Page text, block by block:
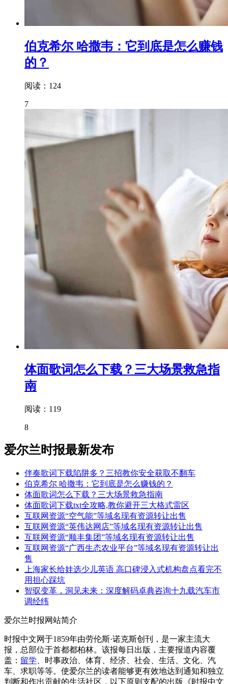
伯克希尔 哈撒韦：它到底是怎么赚钱
的？
阅读：124
7
体面歌词怎么下载？三大场景救急指
南
阅读：119
8
爱尔兰时报最新发布
伴奏歌词下载陷阱多？三招教你安全获取不翻车
伯克希尔 哈撒韦：它到底是怎么赚钱的？
体面歌词怎么下载？三大场景救急指南
体面歌词下载txt全攻略,教你避开三大格式雷区
互联网资源“空气能”等域名现有资源转让出售
互联网资源“英伟达网店”等域名现有资源转让出售
互联网资源“顺丰集团”等域名现有资源转让出售
互联网资源“广西生态农业平台”等域名现有资源转让出
售
上海家长给娃选少儿英语 高口碑浸入式机构盘点看完不
用担心踩坑
智驭变革，洞见未来：深度解码卓典咨询十九载汽车市
调经纬
爱尔兰时报网站简介
时报中文网于1859年由劳伦斯·诺克斯创刊，是一家主流大
报，总部位于首都都柏林。该报每日出版，主要报道内容覆
盖： 留学 、时事政治、体育、经济、社会、生活、文化、汽
车、求职等等。使爱尔兰的读者能够更有效地达到通知和独立
判断和作出贡献的生活社区，以下原则支配的出版《时报中文